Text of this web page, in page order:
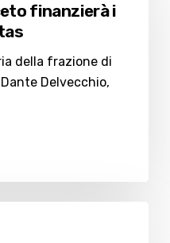
finanzierà i
della frazione di
Delvecchio,